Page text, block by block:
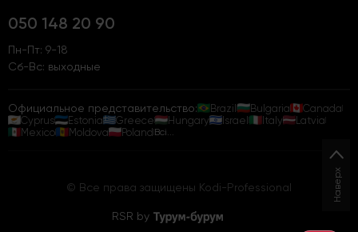
050 148 20 90
Пн-Пт: 9-18
Сб-Вс: выходные
Официальное представительство: Brazil Bulgaria
Canada
Cyprus
Estonia Greece Hungary Israel Italy
Latvia
Mexico
Moldova Poland Всі...
© Все права защищены Kodi-Professional
RSR by
Наверх